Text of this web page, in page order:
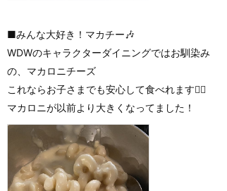
■みんな大好き！マカチー🎶
WDWのキャラクターダイニングではお馴染み
の、マカロニチーズ
これならお子さまでも安心して食べれます🙆‍♀️
マカロニが以前より大きくなってました！